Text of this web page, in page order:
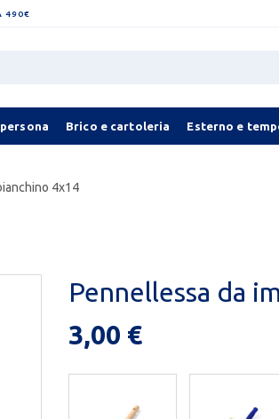
490€
Brico e cartoleria Esterno e
4x14
Pennellessa da
3,00 €